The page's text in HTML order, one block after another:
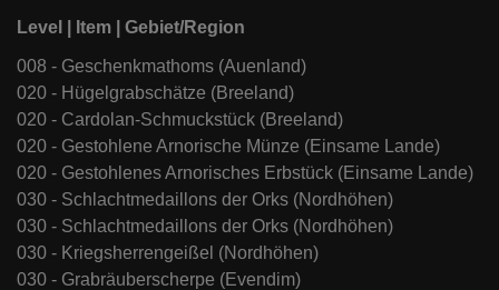
Level | Item | Gebiet/Region
008 - Geschenkmathoms (Auenland)
020 - Hügelgrabschätze (Breeland)
020 - Cardolan-Schmuckstück (Breeland)
020 - Gestohlene Arnorische Münze (Einsame Lande)
020 - Gestohlenes Arnorisches Erbstück (Einsame Lande)
030 - Schlachtmedaillons der Orks (Nordhöhen)
030 - Schlachtmedaillons der Orks (Nordhöhen)
030 - Kriegsherrengeißel (Nordhöhen)
030 - Grabräuberscherpe (Evendim)